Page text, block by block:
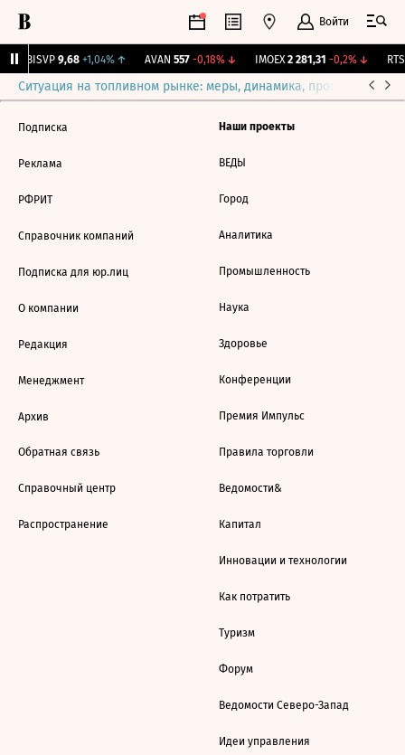
Войти
BISVP 9,68 +1,04%↑ AVAN 557 -0,18%↓ IMOEX 2 281,31 -0,2%↓ RTSI
Ситуация на топливном рынке: меры, динамика, прогнозы
Подписка
Реклама
РФРИТ
Справочник компаний
Подписка для юр.лиц
О компании
Редакция
Менеджмент
Архив
Обратная связь
Справочный центр
Распространение
Наши проекты
ВЕДЫ
Город
Аналитика
Промышленность
Наука
Здоровье
Конференции
Премия Импульс
Правила торговли
Ведомости&
Капитал
Инновации и технологии
Как потратить
Туризм
Форум
Ведомости Северо-Запад
Идеи управления